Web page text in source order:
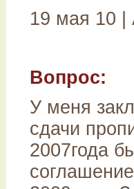
19 мая 10 |
Вопрос:
У меня
сдачи
2007года